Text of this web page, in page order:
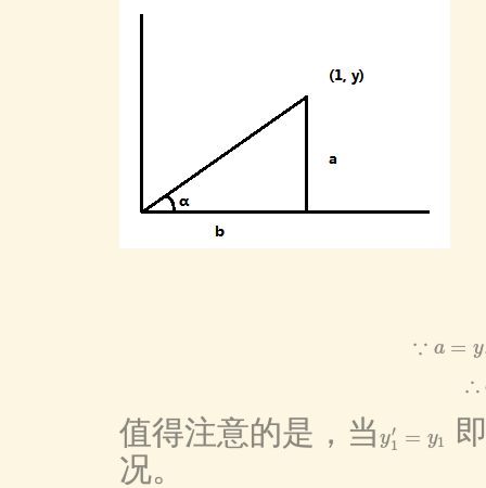
∵ a = y
∵a
∴
值得注意的是，当 y′
1 = y1
y1 =y 1
况。